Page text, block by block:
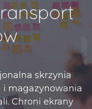
skrzynia
magazynowania
Chroni ekrany